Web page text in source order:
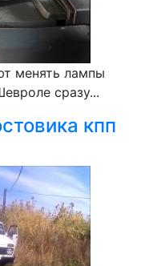
менять лампы
сразу...
кпп